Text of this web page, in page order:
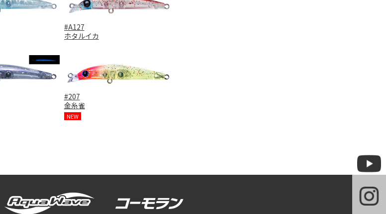
#A127
ホタルイカ
#207
金糸雀
NEW